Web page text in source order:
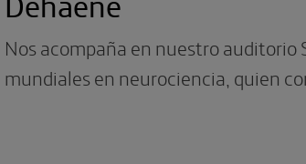
Nos acompaña en nuestro auditorio
mundiales en neurociencia, quien